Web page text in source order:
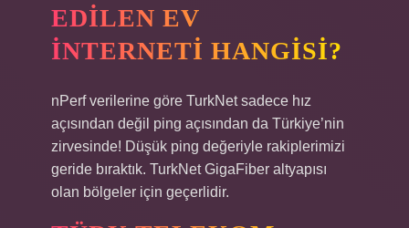
EDILEN EV
INTERNETI HANGISI?
nPerf verilerine göre TurkNet sadece hız
açısından değil ping açısından da Türkiye’nin
zirvesinde! Düşük ping değeriyle rakiplerimizi
geride bıraktık. TurkNet GigaFiber altyapısı
olan bölgeler için geçerlidir.